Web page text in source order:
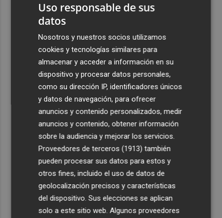
con una victoria contra el Galatasaray
Kiat Lim preside por primera vez un partido en Mestalla
Recibe toda la actualidad de
Plaza Podcast en tu correo
Quiero suscribirme
Uso responsable de sus
datos
Nosotros y nuestros socios utilizamos
cookies y tecnologías similares para
almacenar y acceder a información en su
dispositivo y procesar datos personales,
como su dirección IP, identificadores únicos
y datos de navegación, para ofrecer
anuncios y contenido personalizados, medir
anuncios y contenido, obtener información
sobre la audiencia y mejorar los servicios.
Proveedores de terceros (1913) también
pueden procesar sus datos para estos y
otros fines, incluido el uso de datos de
geolocalización precisos y características
del dispositivo. Sus elecciones se aplican
solo a este sitio web. Algunos proveedores